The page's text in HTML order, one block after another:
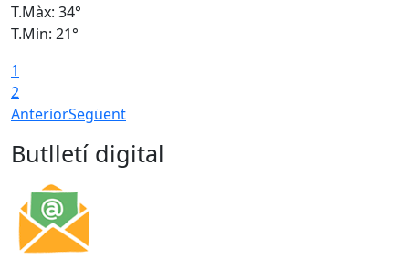
T.Màx: 34°
T.Min: 21°
1
2
AnteriorSegüent
Butlletí digital